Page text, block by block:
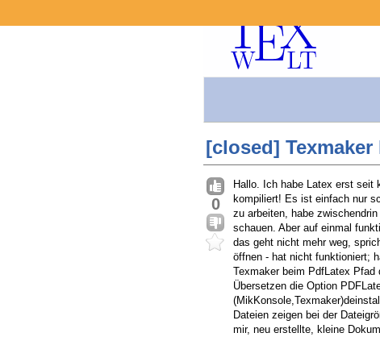
[closed]
0
Hallo. Ich habe Latex erst seit
kompiliert! Es ist einfach nur
zu arbeiten, habe
schauen. Aber auf einmal
das geht nicht mehr weg,
öffnen - hat nicht funktioniert;
Texmaker beim PdfLatex
Übersetzen die Option
Dateien zeigen bei der
mir, neu erstellte, kleine